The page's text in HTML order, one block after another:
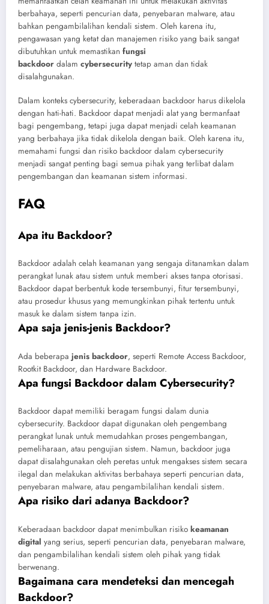
berbahaya, seperti pencurian data, penyebaran malware, atau
bahkan pengambilalihan kendali sistem. Oleh karena itu,
pengawasan yang ketat dan manajemen risiko yang baik sangat
dibutuhkan untuk memastikan fungsi
backdoor dalam cybersecurity tetap aman dan tidak
disalahgunakan.
Dalam konteks cybersecurity, keberadaan backdoor harus dikelola
dengan hati-hati. Backdoor dapat menjadi alat yang bermanfaat
bagi pengembang, tetapi juga dapat menjadi celah keamanan
yang berbahaya jika tidak dikelola dengan baik. Oleh karena itu,
memahami fungsi dan risiko backdoor dalam cybersecurity
menjadi sangat penting bagi semua pihak yang terlibat dalam
pengembangan dan keamanan sistem informasi.
FAQ
Apa itu Backdoor?
Backdoor adalah celah keamanan yang sengaja ditanamkan dalam
perangkat lunak atau sistem untuk memberi akses tanpa otorisasi.
Backdoor dapat berbentuk kode tersembunyi, fitur tersembunyi,
atau prosedur khusus yang memungkinkan pihak tertentu untuk
masuk ke dalam sistem tanpa izin.
Apa saja jenis-jenis Backdoor?
Ada beberapa jenis backdoor, seperti Remote Access Backdoor,
Rootkit Backdoor, dan Hardware Backdoor.
Apa fungsi Backdoor dalam Cybersecurity?
Backdoor dapat memiliki beragam fungsi dalam dunia
cybersecurity. Backdoor dapat digunakan oleh pengembang
perangkat lunak untuk memudahkan proses pengembangan,
pemeliharaan, atau pengujian sistem. Namun, backdoor juga
dapat disalahgunakan oleh peretas untuk mengakses sistem secara
ilegal dan melakukan aktivitas berbahaya seperti pencurian data,
penyebaran malware, atau pengambilalihan kendali sistem.
Apa risiko dari adanya Backdoor?
Keberadaan backdoor dapat menimbulkan risiko keamanan
digital yang serius, seperti pencurian data, penyebaran malware,
dan pengambilalihan kendali sistem oleh pihak yang tidak
berwenang.
Bagaimana cara mendeteksi dan mencegah
Backdoor?